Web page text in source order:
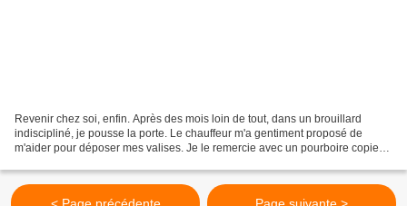
Revenir chez soi, enfin. Après des mois loin de tout, dans un brouillard
indiscipliné, je pousse la porte. Le chauffeur m'a gentiment proposé de
m'aider pour déposer mes valises. Je le remercie avec un pourboire copieux
< Page précédente Page suivante >